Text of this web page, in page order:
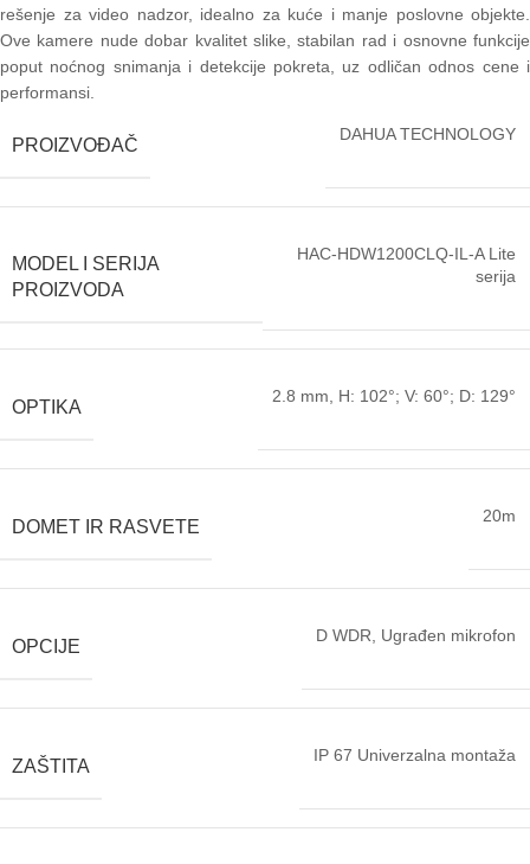
rešenje za video nadzor, idealno za kuće i manje poslovne objekte.
Ove kamere nude dobar kvalitet slike, stabilan rad i osnovne funkcije
poput noćnog snimanja i detekcije pokreta, uz odličan odnos cene i
performansi.
PROIZVOĐAČ
DAHUA TECHNOLOGY
MODEL I SERIJA
PROIZVODA
HAC-HDW1200CLQ-IL-A Lite
serija
OPTIKA
2.8 mm, H: 102°; V: 60°; D: 129°
DOMET IR RASVETE
20m
OPCIJE
D WDR, Ugrađen mikrofon
ZAŠTITA
IP 67 Univerzalna montaža